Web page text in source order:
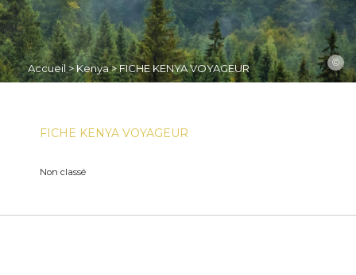
Accueil >Kenya>FICHE KENYA VOYAGEUR ©
FICHE KENYA VOYAGEUR
Non classé